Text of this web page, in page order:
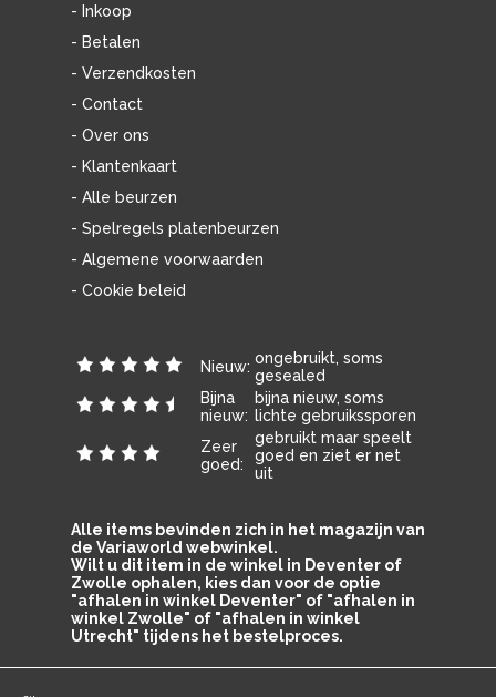
- Inkoop
- Betalen
- Verzendkosten
- Contact
- Over ons
- Klantenkaart
- Alle beurzen
- Spelregels platenbeurzen
- Algemene voorwaarden
- Cookie beleid
Nieuw: ongebruikt, soms
gesealed
Bijna
nieuw:
bijna nieuw, soms
lichte gebruikssporen
Zeer
goed:
gebruikt maar speelt
goed en ziet er net
uit
Alle items bevinden zich in het magazijn van
de Variaworld webwinkel.
Wilt u dit item in de winkel in Deventer of
Zwolle ophalen, kies dan voor de optie
"afhalen in winkel Deventer" of "afhalen in
winkel Zwolle" of "afhalen in winkel
Utrecht" tijdens het bestelproces.